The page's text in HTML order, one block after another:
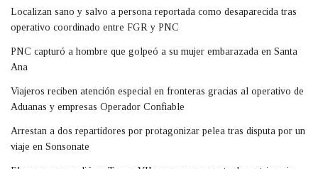
Localizan sano y salvo a persona reportada como desaparecida tras
operativo coordinado entre FGR y PNC
PNC capturó a hombre que golpeó a su mujer embarazada en Santa
Ana
Viajeros reciben atención especial en fronteras gracias al operativo de
Aduanas y empresas Operador Confiable
Arrestan a dos repartidores por protagonizar pelea tras disputa por un
viaje en Sonsonate